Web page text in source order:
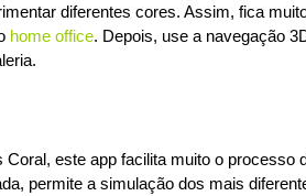
diferentes cores. Assim, fica
home office. Depois, use a navegação
Coral, este app facilita muito o
permite a simulação dos mais